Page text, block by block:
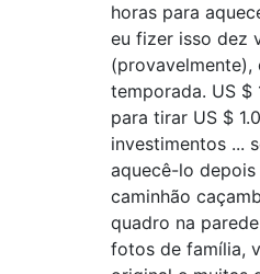
horas para
eu fizer isso dez
temporada. US $
para tirar US $
investimentos ...
aquecê-lo
caminhão
quadro na
fotos de família,